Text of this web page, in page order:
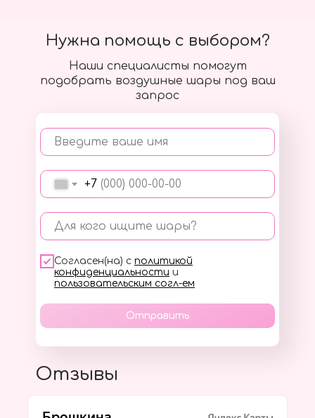
Наши специалисты помогут
подобрать воздушные шары под ваш
запрос
Введите ваше имя
+7
Для кого ищите шары?
Согласен(на) с политикой
конфиденциальности и
пользовательским согл-ем
Отправить
Нужна помощь с выбором?
Отзывы